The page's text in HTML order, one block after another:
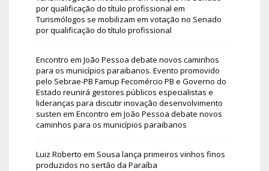
por qualificação do título profissional em
Turismólogos se mobilizam em votação no Senado
por qualificação do título profissional
Encontro em João Pessoa debate novos caminhos
para os municípios paraibanos. Evento promovido
pelo Sebrae-PB Famup Fecomércio PB e Governo do
Estado reunirá gestores públicos especialistas e
lideranças para discutir inovação desenvolvimento
susten em Encontro em João Pessoa debate novos
caminhos para os municípios paraibanos
Luiz Roberto em Sousa lança primeiros vinhos finos
produzidos no sertão da Paraíba